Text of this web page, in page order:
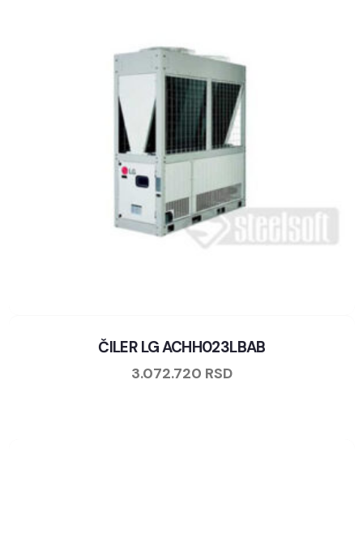
ČILER LG ACHH023LBAB
3.072.720 RSD